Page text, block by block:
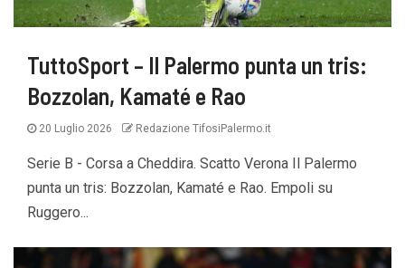
TuttoSport – Il Palermo punta un tris:
Bozzolan, Kamaté e Rao
20 Luglio 2026 Redazione TifosiPalermo.it
Serie B - Corsa a Cheddira. Scatto Verona Il Palermo
punta un tris: Bozzolan, Kamaté e Rao. Empoli su
Ruggero...